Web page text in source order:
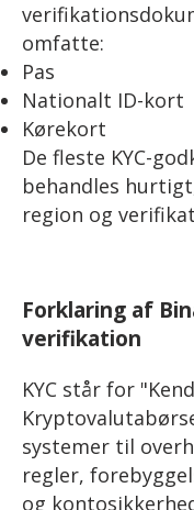
omfatte:
Pas
Nationalt ID-kort
Kørekort
De fleste KYC-
behandles
region og
Forklaring af
verifikation
KYC står for
systemer til
regler,
og